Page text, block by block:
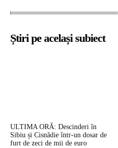
Știri pe același subiect
ULTIMA ORĂ: Descinderi în
Sibiu și Cisnădie într-un dosar de
furt de zeci de mii de euro